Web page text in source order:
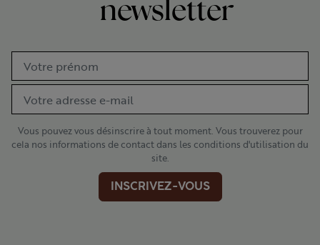
newsletter
Vous pouvez vous désinscrire à tout moment. Vous trouverez pour
cela nos informations de contact dans les conditions d'utilisation du
site.
INSCRIVEZ-VOUS